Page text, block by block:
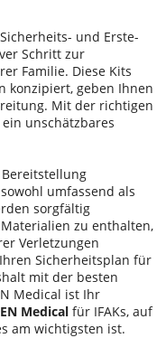
und Erste-
Schritt zur
Familie. Diese Kits
konzipiert, geben Ihnen
Mit der richtigen
unschätzbares
umfassend als
sorgfältig
zu enthalten,
Verletzungen
Sicherheitsplan für
mit der besten
Medical ist Ihr
Medical für IFAKs, auf
am wichtigsten ist.